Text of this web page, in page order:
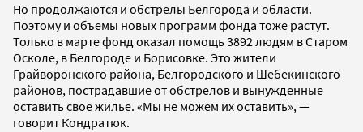
Но продолжаются и обстрелы Белгорода и области.
Поэтому и объемы новых программ фонда тоже растут.
Только в марте фонд оказал помощь 3892 людям в Старом
Осколе, в Белгороде и Борисовке. Это жители
Грайворонского района, Белгородского и Шебекинского
районов, пострадавшие от обстрелов и вынужденные
оставить свое жилье. «Мы не можем их оставить», —
говорит Кондратюк.